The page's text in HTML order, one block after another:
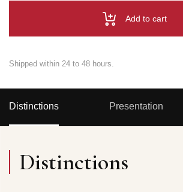
Add to cart
Shipped within 24 to 48 hours.
Distinctions Presentation
Distinctions